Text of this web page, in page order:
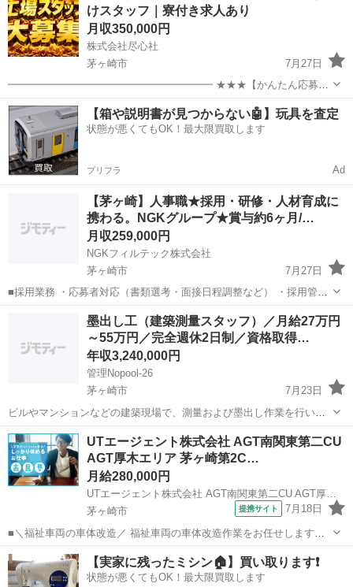
けスタッフ｜寮付き求人あり
月収350,000円
株式会社尽心社
茅ヶ崎市
7月27日
━━━━━━━━━━━━━━━━━━━━ ★★★【かんたん応募は
こちら】★★★ ━━━━━━━━━━━━━━━━━━━━ ▼▼ ま
ずはLINEを友だち追加 ▼▼ https://lin.ee/wSdk4Ka ...
神奈川 茅ヶ崎市 工場 未経験
【箱や説明書が見つからない🤖】玩具を査定
状態が悪くてもOK！最大限買取します
プリフラ Ad
【茅ヶ崎】人事職★採用・研修・人材育成に
携わる。NGKグループ★賞与約6ヶ月/…
月収259,000円
NGKフィルテック株式会社
茅ヶ崎市
7月27日
■採用業務 ・応募者対応（書類選考・面接日程調整など） ・採用管理
データの更新・管理 ■研修・教育業務 ・社内研修の運営サポート（案
内、日程調整、受講管理） ・受講状況の管理、リマインド（Excel使
用） ■その...
茅ヶ崎市 その他
墨出し工（建築測量スタッフ）／月給27万円
～55万円／完全週休2日制／資格取得…
年収3,240,000円
管理Nopool-26
茅ヶ崎市
7月23日
ビルやマンションなどの建築現場で、測量および墨出し作業を行いま
す。 建築現場において、設計図どおりに建物をつくるために測量を行
い、正確な位置を出して基準となる線を引いていく仕事です。 現場職
ではありますが、力仕事...
神奈川 茅ヶ崎市
UTエージェント株式会社 AGT南関東第二CU
AGT厚木エリア 茅ヶ崎第2C…
月給280,000円
UTエージェント株式会社 AGT南関東第二CU AGT厚木エリア 茅ヶ崎第2CL《JBVN1-PC》
茅ヶ崎市
提携サイト 7月18日
■＼福祉車両の車体改造／ 福祉車両の車体改造作業をお任せします！
☆アーク溶接の資格をお持ちの方、必見！ 実務経験者、大歓迎♪ ＜具
体的には…＞ ◆既存の車にプラズマ溶断機を使い車体フロアをカット
◆カットした車体...
神奈川 茅ヶ崎市 機械
【実家に残ったミシン🏠】買い取ります❗️
状態が悪くてもOK！最大限買取します